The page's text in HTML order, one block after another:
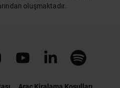
oluşmaktadır.